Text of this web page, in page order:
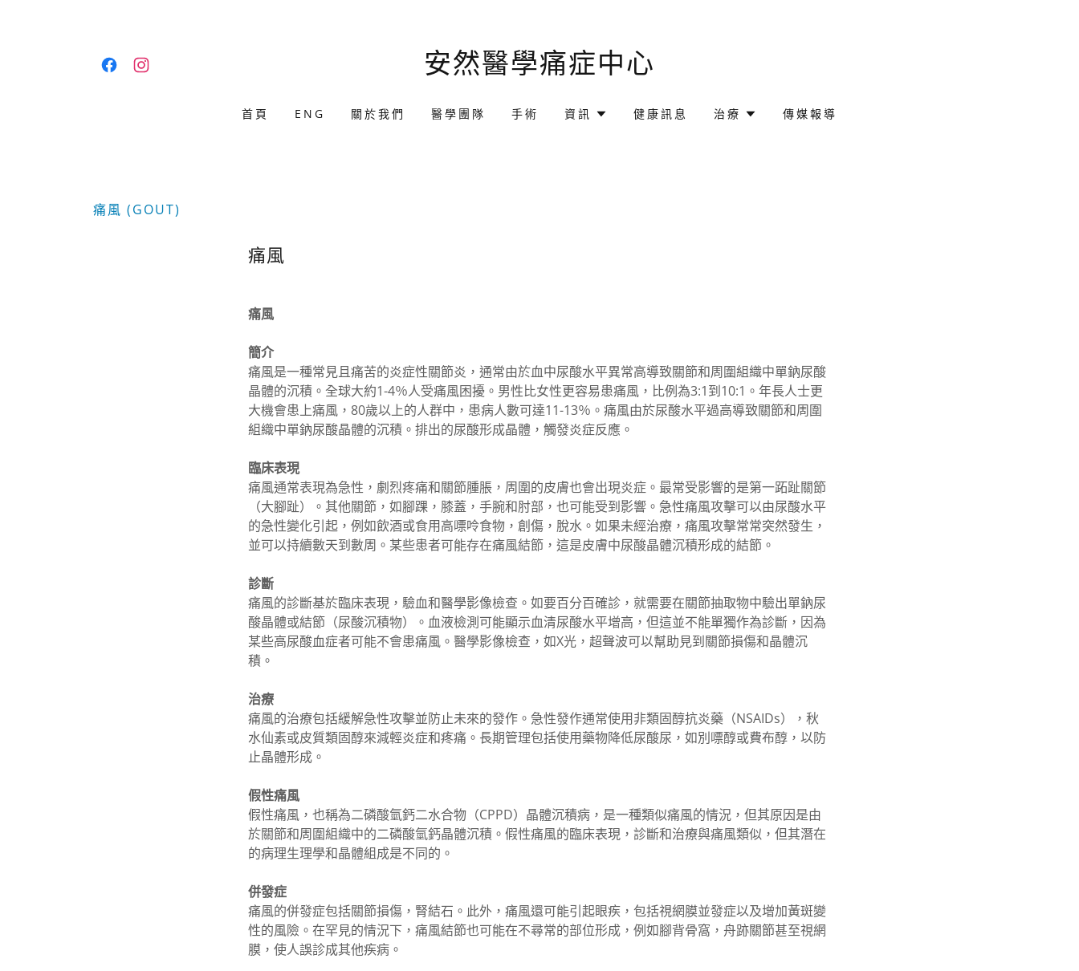
安然醫學痛症中心
首頁 ENG 關於我們 醫學團隊 手術 資訊 健康訊息 治療 傳媒報導
痛風 (GOUT)
痛風
痛風
簡介
痛風是一種常見且痛苦的炎症性關節炎，通常由於血中尿酸水平異常高導致關節和周圍組織中單鈉尿酸
晶體的沉積。全球大約1-4％人受痛風困擾。男性比女性更容易患痛風，比例為3:1到10:1。年長人士更
大機會患上痛風，80歲以上的人群中，患病人數可達11-13％。痛風由於尿酸水平過高導致關節和周圍
組織中單鈉尿酸晶體的沉積。排出的尿酸形成晶體，觸發炎症反應。
臨床表現
痛風通常表現為急性，劇烈疼痛和關節腫脹，周圍的皮膚也會出現炎症。最常受影響的是第一跖趾關節
（大腳趾）。其他關節，如腳踝，膝蓋，手腕和肘部，也可能受到影響。急性痛風攻擊可以由尿酸水平
的急性變化引起，例如飲酒或食用高嘌呤食物，創傷，脫水。如果未經治療，痛風攻擊常常突然發生，
並可以持續數天到數周。某些患者可能存在痛風結節，這是皮膚中尿酸晶體沉積形成的結節。
診斷
痛風的診斷基於臨床表現，驗血和醫學影像檢查。如要百分百確診，就需要在關節抽取物中驗出單鈉尿
酸晶體或結節（尿酸沉積物）。血液檢測可能顯示血清尿酸水平增高，但這並不能單獨作為診斷，因為
某些高尿酸血症者可能不會患痛風。醫學影像檢查，如X光，超聲波可以幫助見到關節損傷和晶體沉
積。
治療
痛風的治療包括緩解急性攻擊並防止未來的發作。急性發作通常使用非類固醇抗炎藥（NSAIDs），秋
水仙素或皮質類固醇來減輕炎症和疼痛。長期管理包括使用藥物降低尿酸尿，如別嘌醇或費布醇，以防
止晶體形成。
假性痛風
假性痛風，也稱為二磷酸氫鈣二水合物（CPPD）晶體沉積病，是一種類似痛風的情況，但其原因是由
於關節和周圍組織中的二磷酸氫鈣晶體沉積。假性痛風的臨床表現，診斷和治療與痛風類似，但其潛在
的病理生理學和晶體組成是不同的。
併發症
痛風的併發症包括關節損傷，腎結石。此外，痛風還可能引起眼疾，包括視網膜並發症以及增加黃斑變
性的風險。在罕見的情況下，痛風結節也可能在不尋常的部位形成，例如腳背骨窩，舟跡關節甚至視網
膜，使人誤診成其他疾病。